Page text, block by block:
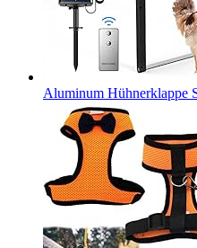
Aluminum Hühnerklappe